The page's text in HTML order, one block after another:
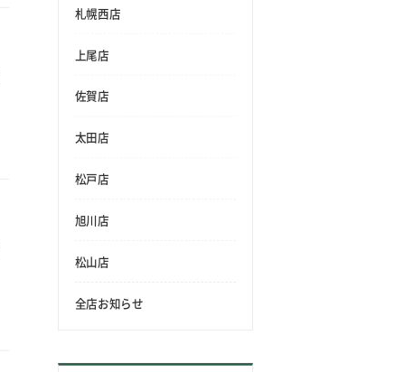
札幌西店
上尾店
佐賀店
太田店
松戸店
旭川店
松山店
全店お知らせ